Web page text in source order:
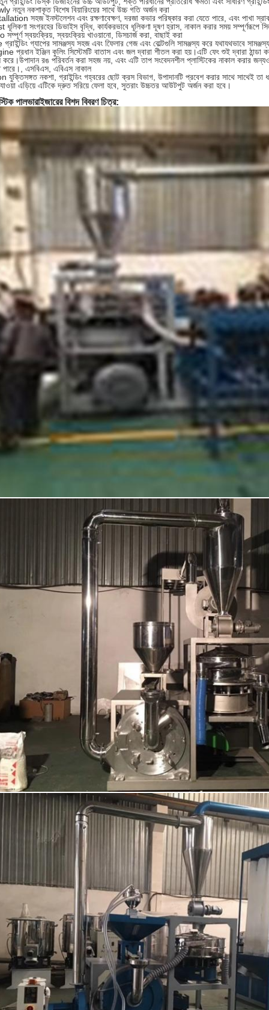
নতুন নকশাকৃত বিশেষ বিয়ারিংয়ের সাথে উচ্চ গতি অর্জন করা
সহজ ইনস্টলেশন এবং রক্ষণাবেক্ষণ, দরজা কভার পরিষ্কার করা যেতে পারে, এবং পাখা
ধূলিকণা সংগ্রহের ডিভাইস বৃদ্ধি, কার্যকরভাবে ধূলিকণা দূষণ হ্রাস, নাকাল করার সময় সম্পূর্ণরূপে
সম্পূর্ণ স্বয়ংক্রিয়, স্বয়ংক্রিয় খাওয়ানো, ডিসচার্জ করা, বাছাই করা
গ্যাপের সামঞ্জস্য সহজ এবং ফিেলার গেজ এবং বোল্টগুলি সামঞ্জস্য করে যথাযথভাবে
প্রধান ইঞ্জিন কুলিং সিস্টেমটি বাতাস এবং জল দ্বারা শীতল করা হয়।এটি ফেং শুই দ্বারা ঠান্ডা
করে।উপাদান রঙ পরিবর্তন করা সহজ নয়, এবং এটি তাপ সংবেদনশীল প্লাস্টিকের নাকাল করার
পারে।, এসবিএস, এবিএস নাকাল
যুক্তিসঙ্গত নকশা, গ্রাইন্ডিং গহ্বরের ছোট ক্রস বিভাগ, উপাদানটি প্রবেশ করার সাথে সাথেই তা
এড়িয়ে এটিকে দ্রুত সরিয়ে ফেলা হবে, সুতরাং উচ্চতর আউটপুট অর্জন করা হবে।
পালভারাইজারের বিশদ বিবরণ চিত্র: